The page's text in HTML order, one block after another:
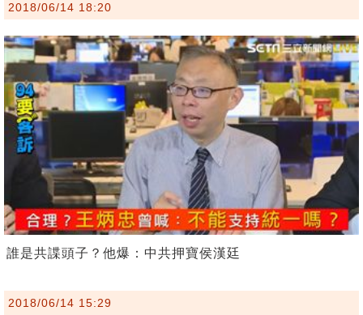
2018/06/14 18:20
誰是共諜頭子？他爆：中共押寶侯漢廷
2018/06/14 15:29